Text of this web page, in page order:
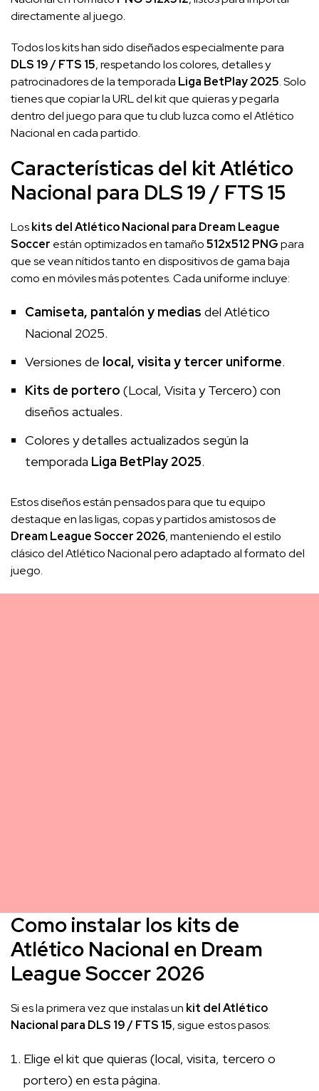
directamente al juego.
Todos los kits han sido diseñados especialmente para
DLS 19 / FTS 15, respetando los colores, detalles y
patrocinadores de la temporada Liga BetPlay 2025. Solo
tienes que copiar la URL del kit que quieras y pegarla
dentro del juego para que tu club luzca como el Atlético
Nacional en cada partido.
Características del kit Atlético
Nacional para DLS 19 / FTS 15
Loskits del Atlético Nacional para Dream League
Soccer están optimizados en tamaño512x512 PNGpara
que se vean nítidos tanto en dispositivos de gama baja
como en móviles más potentes. Cada uniforme incluye:
Camiseta, pantalón y medias del Atlético
Nacional 2025.
Versiones de local, visita y tercer uniforme.
Kits de portero (Local, Visita y Tercero) con
diseños actuales.
Colores y detalles actualizados según la
temporada Liga BetPlay 2025.
Estos diseños están pensados para que tu equipo
destaque en las ligas, copas y partidos amistosos de
Dream League Soccer 2026, manteniendo el estilo
clásico del Atlético Nacional pero adaptado al formato del
juego.
Como instalar los kits de
Atlético Nacional en Dream
League Soccer 2026
Si es la primera vez que instalas un kit del Atlético
Nacional para DLS 19 / FTS 15, sigue estos pasos:
Elige el kit que quieras (local, visita, tercero o
portero) en esta página.